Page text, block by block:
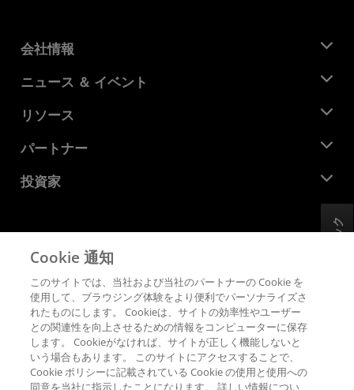
会社情報
AMD について
企業責任
キャリア
お問い合わせ
ニュース ＆ イベント
ニュースルーム
メディア ライブラリ
リソース
デベロッパー セントラル
ケース スタディ
パートナー
AMD パートナー ハブ
投資家
財務情報
取締役会
SEC 提出書類
プライバシー
商標
サプライ チェーンの透明性
公正でオープンな競争
英国税務戦略
Cookie ポリシー
フィードバック
Cookie 通知
このサイトでは、当社および当社のパートナーの Cookie を
使用して、ブラウジング体験をより便利でパーソナライズさ
れたものにします。 Cookieは、サイトの効率性やユーザー
との関連性を向上させるための情報をコンピューターに保存
します。 Cookieがなければ、サイトが正しく機能しないと
いう場合もあります。 このサイトにアクセスすることで、
Cookie ポリシーに記載されている Cookie の使用と使用への
同意を当社に指示したことになります。 詳しい情報につい